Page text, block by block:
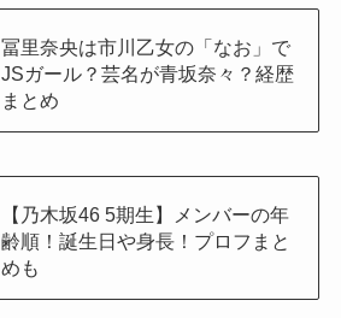
冨里奈央は市川乙女の「なお」で
JSガール？芸名が青坂奈々？経歴
まとめ
【乃木坂46 5期生】メンバーの年
齢順！誕生日や身長！プロフまと
めも